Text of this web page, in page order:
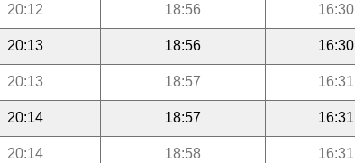
16:30
18:56
20:12
16:30
18:56
20:13
16:31
18:57
20:13
16:31
18:57
20:14
16:31
18:58
20:14